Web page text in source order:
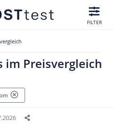
FILTER
im Preisvergleich